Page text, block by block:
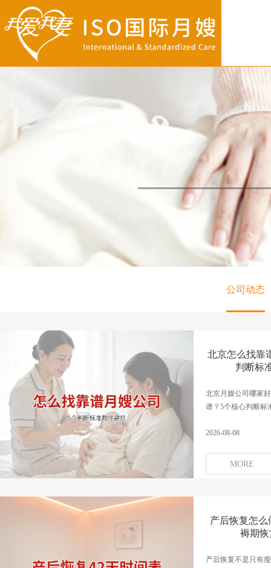
公司动态
北京怎么找靠
判断标
北京月嫂公司哪家
谱？5个核心判断标
2026-08-08
MORE
产后恢复怎么
褥期
产后恢复不是只有